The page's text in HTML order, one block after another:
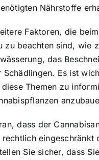
Nährstoffe
Faktoren, die beim
zu beachten sind, wie
das
Schädlingen. Es ist
Themen zu
dass der
eingeschränkt
Sie sicher, dass